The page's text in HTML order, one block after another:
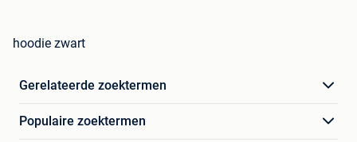
hoodie zwart
Gerelateerde zoektermen
Populaire zoektermen